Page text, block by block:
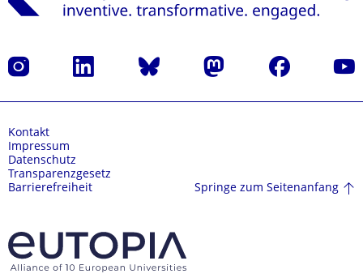
Instagram LinkedIn Bluesky Mastodon Facebook
Kontakt
Impressum
Datenschutz
Transparenzgesetz
Barrierefreiheit
Springe zum Seitenanfang